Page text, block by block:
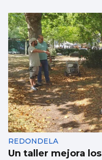
REDONDELA
Un taller mejora